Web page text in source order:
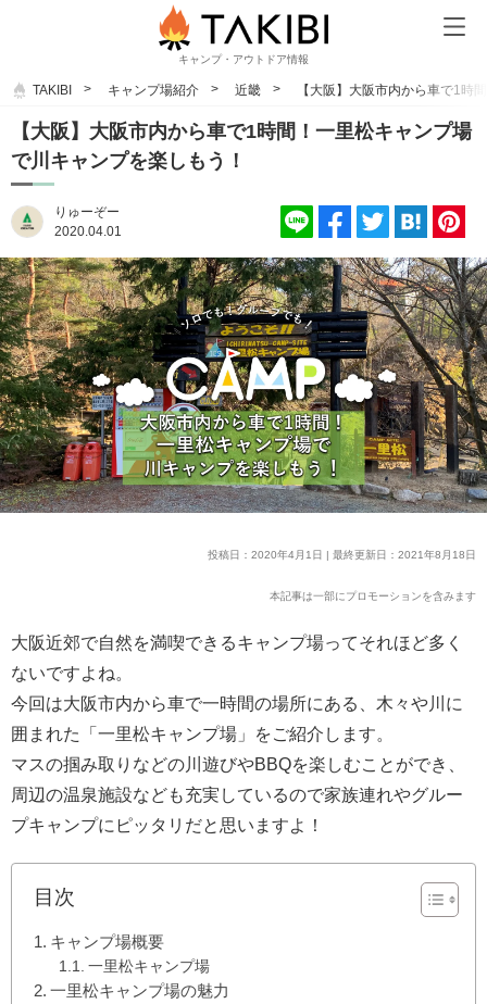
キャンプ・アウトドア情報
TAKIBI キャンプ場紹介 近畿 【大阪】大阪市内から車で1時
【大阪】大阪市内から車で1時間！一里松キャンプ場
で川キャンプを楽しもう！
りゅーぞー
2020.04.01
投稿日：2020年4月1日 | 最終更新日：2021年8月18日
本記事は一部にプロモーションを含みます
大阪近郊で自然を満喫できるキャンプ場ってそれほど多く
ないですよね。
今回は大阪市内から車で一時間の場所にある、木々や川に
囲まれた「一里松キャンプ場」をご紹介します。
マスの掴み取りなどの川遊びやBBQを楽しむことができ、
周辺の温泉施設なども充実しているので家族連れやグルー
プキャンプにピッタリだと思いますよ！
目次
キャンプ場概要
一里松キャンプ場
一里松キャンプ場の魅力